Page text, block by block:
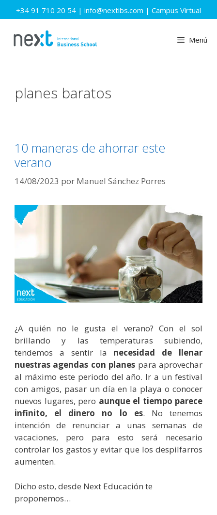
Saltar
al
+34 91 710 20 54 | info@nextibs.com | Campus Virtual
Menú
planes baratos
10 maneras de ahorrar este
verano
14/08/2023 por Manuel Sánchez Porres
¿A quién no le gusta el verano? Con el sol
brillando y las temperaturas subiendo,
tendemos a sentir la necesidad de llenar
nuestras agendas con planes para aprovechar
al máximo este periodo del año. Ir a un festival
con amigos, pasar un día en la playa o conocer
nuevos lugares, pero aunque el tiempo parece
infinito, el dinero no lo es. No tenemos
intención de renunciar a unas semanas de
vacaciones, pero para esto será necesario
controlar los gastos y evitar que los despilfarros
aumenten.
Dicho esto, desde Next Educación te
proponemos…